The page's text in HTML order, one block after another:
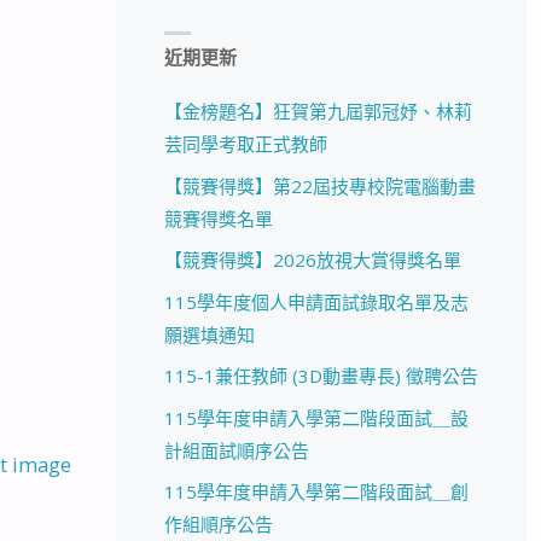
image
近期更新
【金榜題名】狂賀第九屆郭冠妤、林莉
芸同學考取正式教師
【競賽得獎】第22屆技專校院電腦動畫
競賽得獎名單
【競賽得獎】2026放視大賞得獎名單
115學年度個人申請面試錄取名單及志
願選填通知
115-1兼任教師 (3D動畫專長) 徵聘公告
115學年度申請入學第二階段面試＿設
計組面試順序公告
115學年度申請入學第二階段面試＿創
作組順序公告